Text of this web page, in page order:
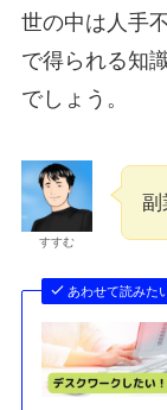
世の中は人手
で得られる知
でしょう。
すすむ
副
あわせて読みた